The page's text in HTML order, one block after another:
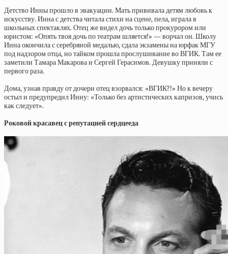
Детство Инны прошло в эвакуации. Мать прививала детям любовь к
искусству. Инна с детства читала стихи на сцене, пела, играла в
школьных спектаклях. Отец же видел дочь только прокурором или
юристом: «Опять твоя дочь по театрам шляется!» — ворчал он. Школу
Инна окончила с серебряной медалью, сдала экзамены на юрфак МГУ
под надзором отца, но тайком прошла прослушивание во ВГИК. Там ее
заметили Тамара Макарова и Сергей Герасимов. Девушку приняли с
первого раза.
Дома, узнав правду от дочери отец взорвался: «ВГИК?!» Но к вечеру
остыл и предупредил Инну: «Только без артистических капризов, учись
как следует».
Роковой красавец с репутацией сердцееда